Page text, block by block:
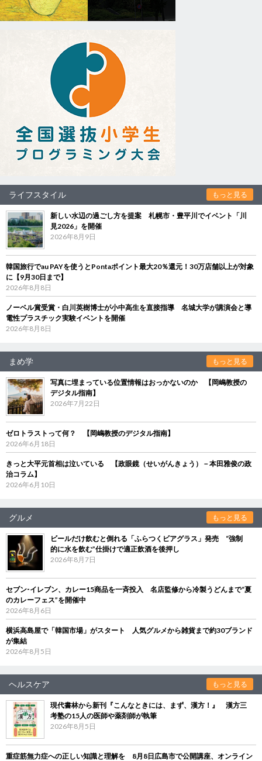
ライフスタイル もっと見る
新しい水辺の過ごし方を提案 札幌市・豊平川でイベント「川
見2026」を開催
2026年8月9日
韓国旅行でau PAYを使うとPontaポイント最大20％還元！30万店舗以上が対象
に【9月30日まで】
2026年8月8日
ノーベル賞受賞・白川英樹博士が小中高生を直接指導 名城大学が講演会と導
電性プラスチック実験イベントを開催
2026年8月8日
まめ学 もっと見る
写真に埋まっている位置情報はおっかないのか 【岡嶋教授の
デジタル指南】
2026年7月22日
ゼロトラストって何？ 【岡嶋教授のデジタル指南】
2026年6月18日
きっと大平元首相は泣いている 【政眼鏡（せいがんきょう）－本田雅俊の政
治コラム】
2026年6月10日
グルメ もっと見る
ビールだけ飲むと倒れる「ふらつくビアグラス」発売 “強制
的に水を飲む”仕掛けで適正飲酒を後押し
2026年8月7日
セブン‐イレブン、カレー15商品を一斉投入 名店監修から冷製うどんまで“夏
のカレーフェス”を開催中
2026年8月6日
横浜高島屋で「韓国市場」がスタート 人気グルメから雑貨まで約30ブランド
が集結
2026年8月5日
ヘルスケア もっと見る
現代書林から新刊『こんなときには、まず、漢方！』 漢方三
考塾の15人の医師や薬剤師が執筆
2026年8月5日
重症筋無力症への正しい知識と理解を 8月8日広島市で公開講座、オンライン